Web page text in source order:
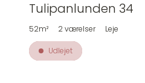
Tulipanlunden 34
52m² 2 værelser Leje
Udlejet